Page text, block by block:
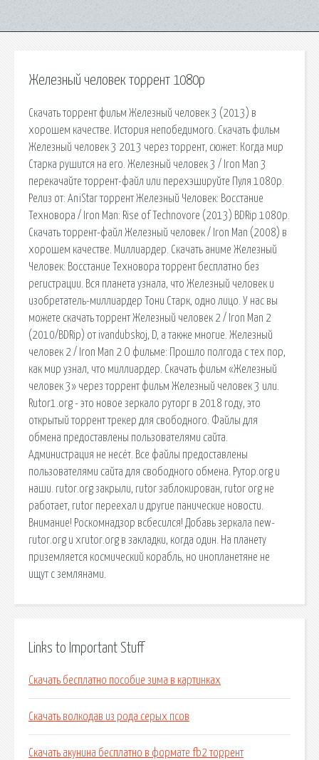
Железный человек торрент 1080р
Скачать торрент фильм Железный человек 3 (2013) в
хорошем качестве. История непобедимого. Скачать фильм
Железный человек 3 2013 через торрент, сюжет: Когда мир
Старка рушится на его. Железный человек 3 / Iron Man 3
перекачайте торрент-файл или перехэшируйте Пуля 1080р.
Релиз от: AniStar торрент Железный Человек: Восстание
Техновора / Iron Man: Rise of Technovore (2013) BDRip 1080р.
Скачать торрент-файл Железный человек / Iron Man (2008) в
хорошем качестве. Миллиардер. Скачать аниме Железный
Человек: Восстание Техновора торрент бесплатно без
регистрации. Вся планета узнала, что Железный человек и
изобретатель-миллиардер Тони Старк, одно лицо. У нас вы
можете скачать торрент Железный человек 2 / Iron Man 2
(2010/BDRip) от ivandubskoj, D, а также многие. Железный
человек 2 / Iron Man 2 О фильме: Прошло полгода с тех пор,
как мир узнал, что миллиардер. Скачать фильм «Железный
человек 3» через торрент фильм Железный человек 3 или.
Rutor1.org - это новое зеркало руторг в 2018 году, это
открытый торрент трекер для свободного. Файлы для
обмена предоставлены пользователями сайта.
Администрация не несёт. Все файлы предоставлены
пользователями сайта для свободного обмена. Рутор.org и
наши. rutor.org закрыли, rutor заблокирован, rutor org не
работает, rutor переехал и другие панические новости.
Внимание! Роскомнадзор всбесился! Добавь зеркала new-
rutor.org и xrutor.org в закладки, когда один. На планету
приземляется космический корабль, но инопланетяне не
ищут с землянами.
Links to Important Stuff
Скачать бесплатно пособие зима в картинках
Скачать волкодав из рода серых псов
Скачать акунина бесплатно в формате fb2 торрент